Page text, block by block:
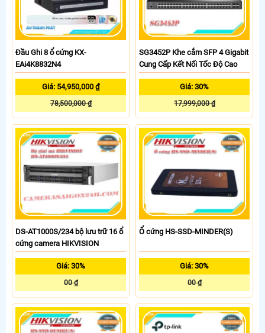
Đầu Ghi 8 ổ cứng KX-
EAi4K8832N4
Giá: 54,950,000 ₫
78,500,000 ₫
SG3452P Khe cắm SFP 4 Gigabit
Cung Cấp Kết Nối Tốc Độ Cao
Giá: 30%
17,999,000 ₫
DS-AT1000S/234 bộ lưu trữ 16 ổ
cứng camera HIKVISION
Giá: 30%
00 ₫
Ổ cứng HS-SSD-MINDER(S)
Giá: 30%
00 ₫